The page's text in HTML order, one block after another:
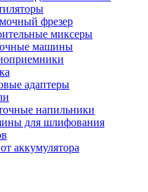
фрезер
миксеры
машины
адаптеры
напильники
для шлифования
аккумулятора